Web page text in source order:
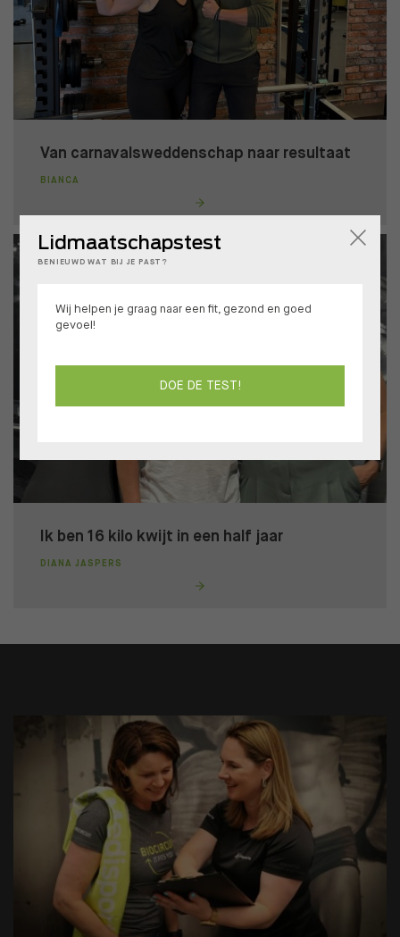
Van carnavalsweddenschap naar resultaat
BIANCA
Ik ben 16 kilo kwijt in een half jaar
DIANA JASPERS
Lidmaatschapstest
BENIEUWD WAT BIJ JE PAST?
Wij helpen je graag naar een fit, gezond en goed
gevoel!
DOE DE TEST!